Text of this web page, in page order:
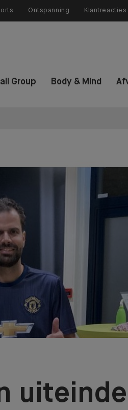
Ontspanning Klantreacties
Group Body & Mind